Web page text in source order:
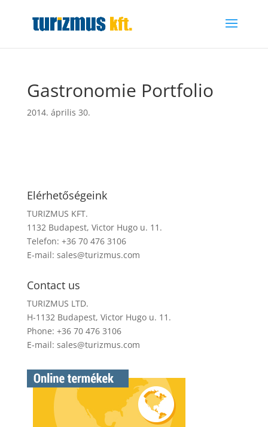
Gastronomie Portfolio
2014. április 30.
Elérhetőségeink
TURIZMUS KFT.
1132 Budapest, Victor Hugo u. 11.
Telefon: +36 70 476 3106
E-mail: sales@turizmus.com
Contact us
TURIZMUS LTD.
H-1132 Budapest, Victor Hugo u. 11.
Phone: +36 70 476 3106
E-mail: sales@turizmus.com